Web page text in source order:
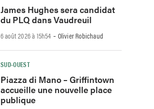
James Hughes sera candidat
du PLQ dans Vaudreuil
6 août 2026 à 15h54 -Olivier Robichaud
SUD-OUEST
Piazza di Mano – Griffintown
accueille une nouvelle place
publique